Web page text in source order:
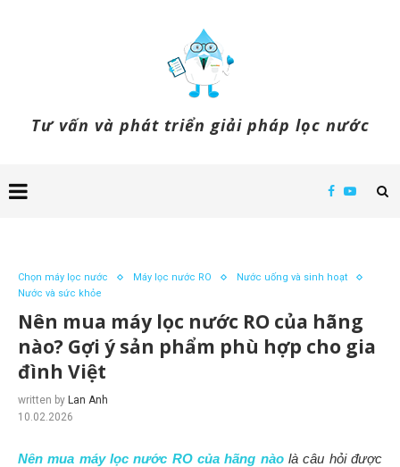
Tư vấn và phát triển giải pháp lọc nước
Chọn máy lọc nước Máy lọc nước RO
Nước uống và sinh hoạt
Nước và sức khỏe
Nên mua máy lọc nước RO của hãng
nào? Gợi ý sản phẩm phù hợp cho gia
đình Việt
written by Lan Anh
10.02.2026
Nên mua máy lọc nước RO của hãng nàolà câu hỏi được